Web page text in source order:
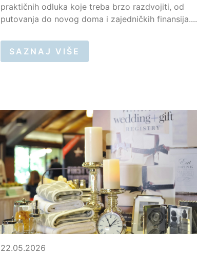
praktičnih odluka koje treba brzo razdvojiti, od
putovanja do novog doma i zajedničkih finansija....
SAZNAJ VIŠE
22.05.2026